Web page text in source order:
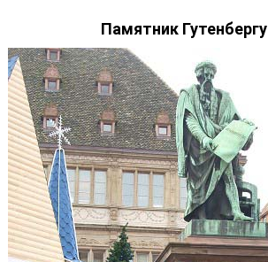
Памятник Гутенбергу